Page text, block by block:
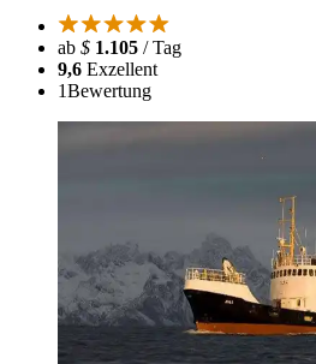
ab $ 1.105 / Tag
9,6 Exzellent
1Bewertung